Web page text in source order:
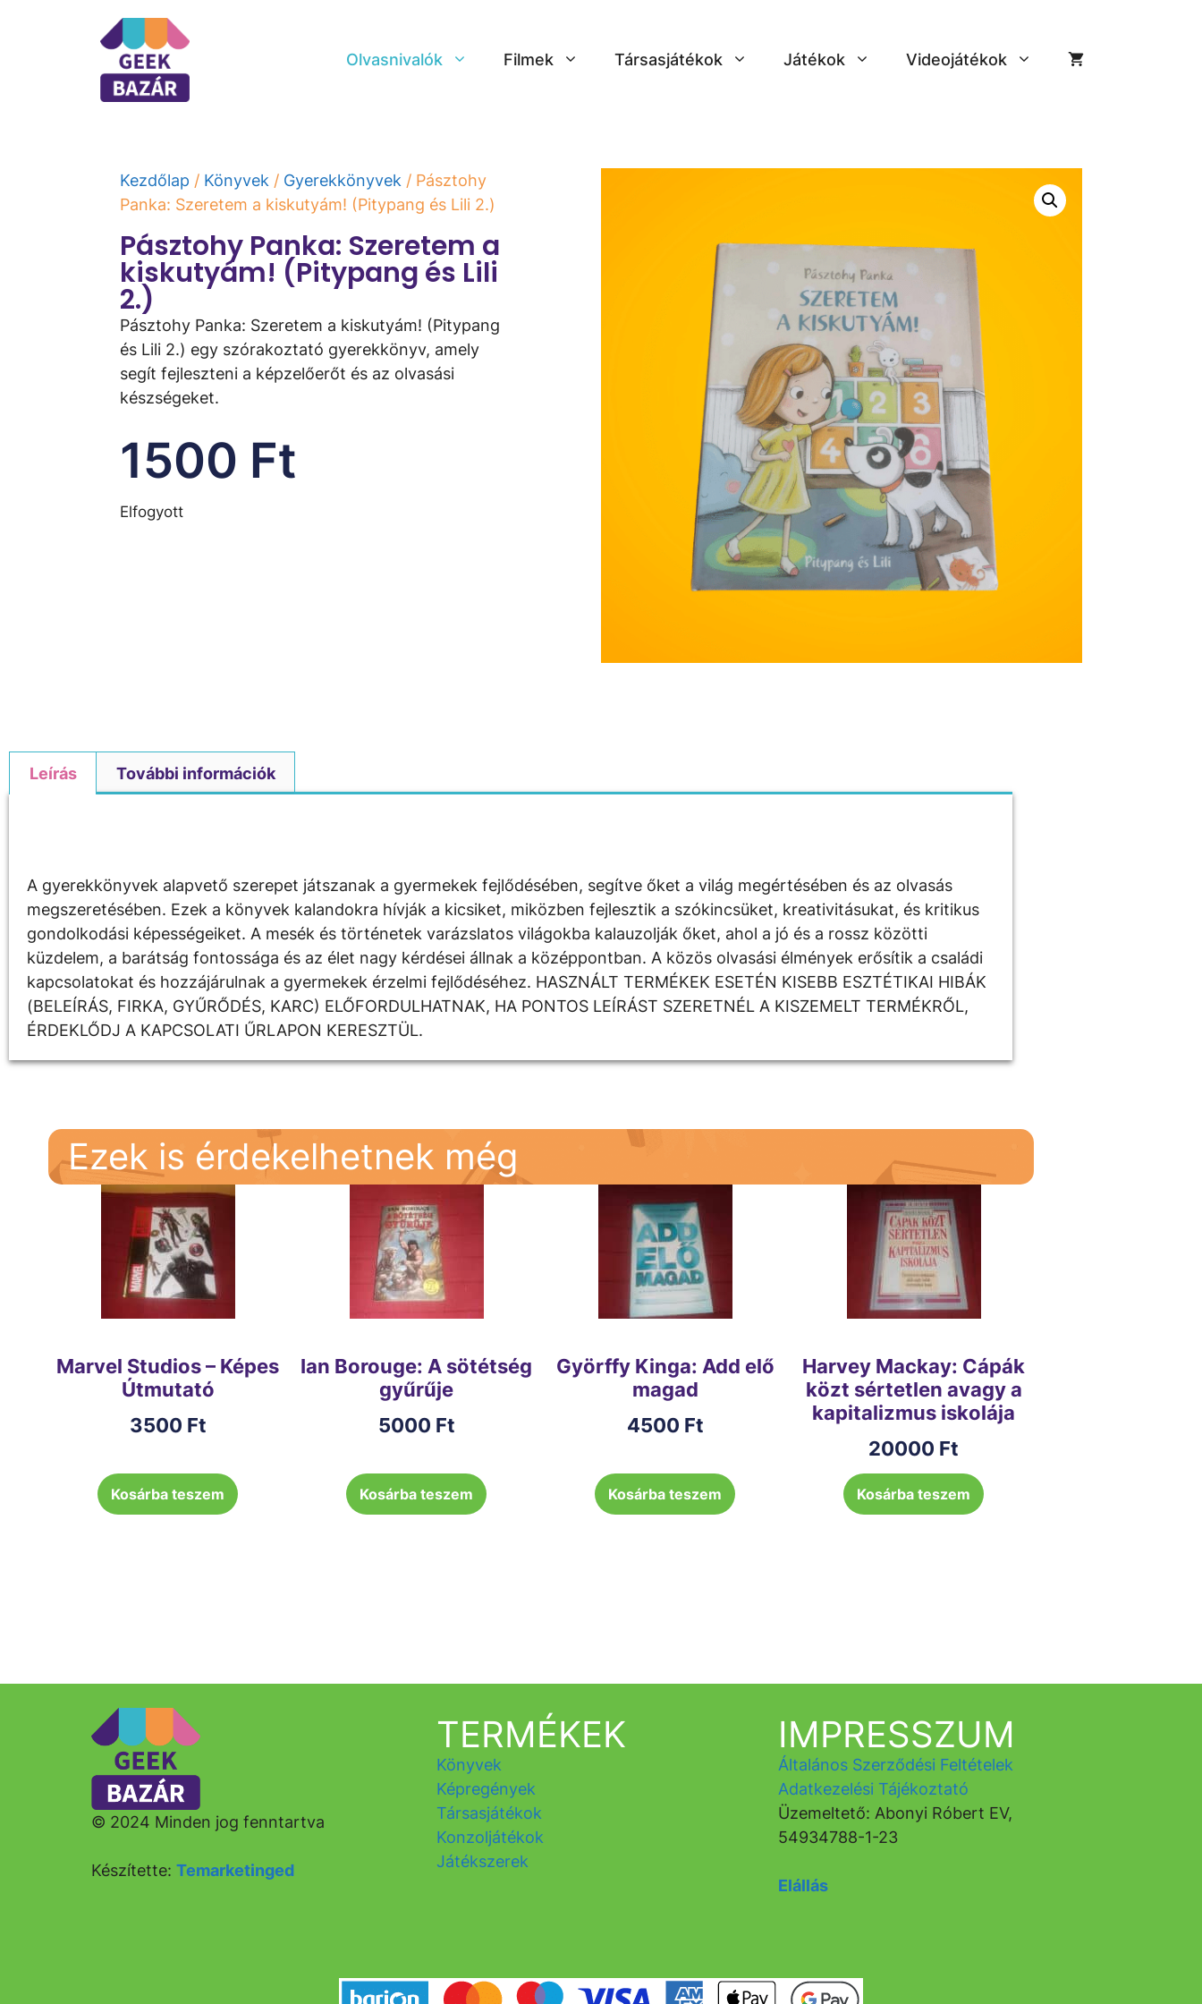
Olvasnivalók Filmek Társasjátékok Játékok Videojátékok
Kezdőlap / Könyvek / Gyerekkönyvek / Pásztohy
Panka: Szeretem ​a kiskutyám! (Pitypang és Lili 2.)
Pásztohy Panka: Szeretem ​a
kiskutyám! (Pitypang és Lili
2.)
Pásztohy Panka: Szeretem ​a kiskutyám! (Pitypang
és Lili 2.) egy szórakoztató gyerekkönyv, amely
segít fejleszteni a képzelőerőt és az olvasási
készségeket.
1500 Ft
Elfogyott
Leírás További információk
A gyerekkönyvek alapvető szerepet játszanak a gyermekek fejlődésében, segítve őket a világ megértésében és az olvasás
megszeretésében. Ezek a könyvek kalandokra hívják a kicsiket, miközben fejlesztik a szókincsüket, kreativitásukat, és kritikus
gondolkodási képességeiket. A mesék és történetek varázslatos világokba kalauzolják őket, ahol a jó és a rossz közötti
küzdelem, a barátság fontossága és az élet nagy kérdései állnak a középpontban. A közös olvasási élmények erősítik a családi
kapcsolatokat és hozzájárulnak a gyermekek érzelmi fejlődéséhez. HASZNÁLT TERMÉKEK ESETÉN KISEBB ESZTÉTIKAI HIBÁK
(BELEÍRÁS, FIRKA, GYŰRŐDÉS, KARC) ELŐFORDULHATNAK, HA PONTOS LEÍRÁST SZERETNÉL A KISZEMELT TERMÉKRŐL,
ÉRDEKLŐDJ A KAPCSOLATI ŰRLAPON KERESZTÜL.
Ezek is érdekelhetnek még
Marvel Studios – Képes
Útmutató
3500 Ft
Kosárba teszem
Ian Borouge: A sötétség
gyűrűje
5000 Ft
Kosárba teszem
Györffy Kinga: Add elő
magad
4500 Ft
Kosárba teszem
Harvey Mackay: Cápák
közt sértetlen avagy a
kapitalizmus iskolája
20000 Ft
Kosárba teszem
© 2024 Minden jog fenntartva
Készítette: Temarketinged
TERMÉKEK
Könyvek
Képregények
Társasjátékok
Konzoljátékok
Játékszerek
IMPRESSZUM
Általános Szerződési Feltételek
Adatkezelési Tájékoztató
Üzemeltető: Abonyi Róbert EV,
54934788-1-23
Elállás